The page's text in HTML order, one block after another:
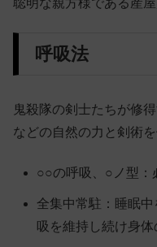
聡明な親方様である産
呼吸法
鬼殺隊の剣士たちが修
などの自然の力と剣術を
○○の呼吸、○ノ型：
全集中常駐：睡眠
吸を維持し続け身